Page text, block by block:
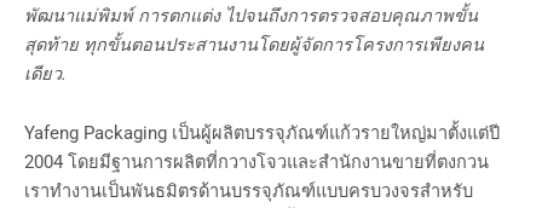
พัฒนาแม่พิมพ์ การตกแต่ง ไปจนถึงการตรวจสอบคุณภาพขั้น
สุดท้าย ทุกขั้นตอนประสานงานโดยผู้จัดการโครงการเพียงคน
เดียว.
Yafeng Packaging เป็นผู้ผลิตบรรจุภัณฑ์แก้วรายใหญ่มาตั้งแต่ปี
2004 โดยมีฐานการผลิตที่กวางโจวและสำนักงานขายที่ตงกวน
เราทำงานเป็นพันธมิตรด้านบรรจุภัณฑ์แบบครบวงจรสำหรับ